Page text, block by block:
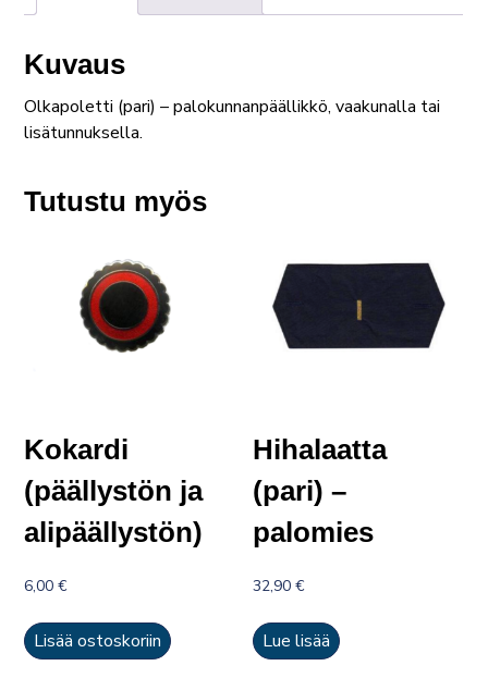
määrä
Kuvaus
Olkapoletti (pari) – palokunnanpäällikkö, vaakunalla tai
lisätunnuksella.
Tutustu myös
Kokardi
(päällystön ja
alipäällystön)
6,00€
Lisää ostoskoriin
Hihalaatta
(pari) –
palomies
32,90€
Lue lisää